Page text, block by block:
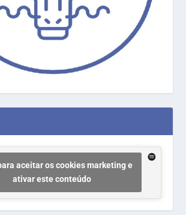
aceitar os cookies marketing e
ativar este conteúdo